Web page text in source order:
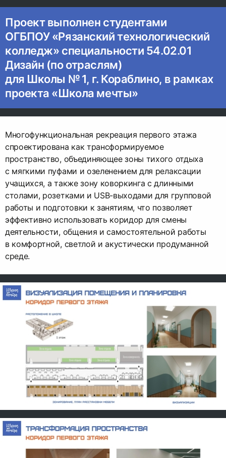
Проект выполнен студентами
ОГБПОУ «Рязанский технологический
колледж» специальности 54.02.01
Дизайн (по отраслям)
для Школы № 1, г. Кораблино, в рамках
проекта «Школа мечты»
Многофункциональная рекреация первого этажа
спроектирована как трансформируемое
пространство, объединяющее зоны тихого отдыха
с мягкими пуфами и озеленением для релаксации
учащихся, а также зону коворкинга с длинными
столами, розетками и USB-выходами для групповой
работы и подготовки к занятиям, что позволяет
эффективно использовать коридор для смены
деятельности, общения и самостоятельной работы
в комфортной, светлой и акустически продуманной
среде.